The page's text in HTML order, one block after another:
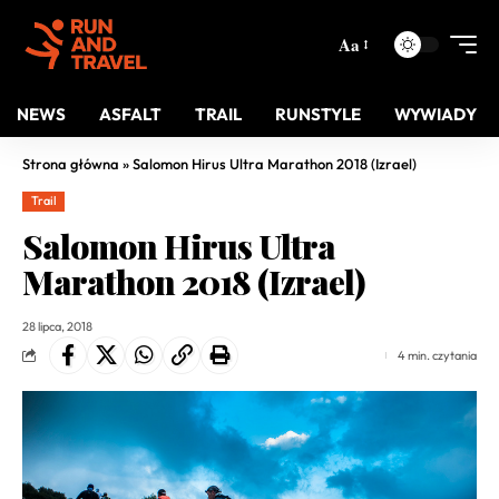
Aa
NEWS ASFALT TRAIL RUNSTYLE WYWIADY
Strona główna »Salomon Hirus Ultra Marathon 2018 (Izrael)
Trail
Salomon Hirus Ultra
Marathon 2018 (Izrael)
28 lipca, 2018
4 min. czytania